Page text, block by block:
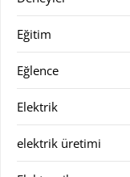
Eğitim
Eğlence
Elektrik
elektrik üretimi